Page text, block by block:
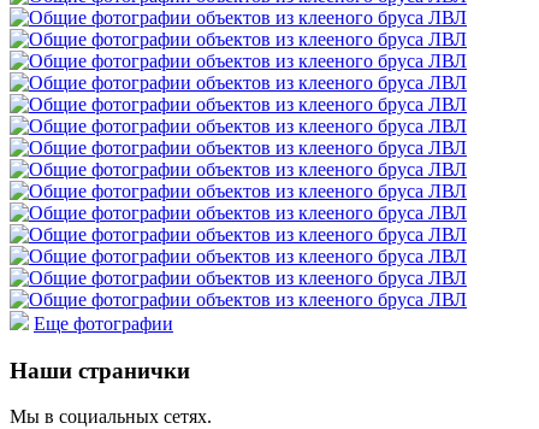
Еще фотографии
Наши странички
Мы в социальных сетях.